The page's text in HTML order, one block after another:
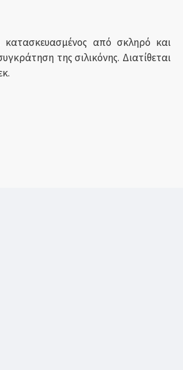
κατασκευασμένος από σκληρό και
της σιλικόνης. Διατίθεται